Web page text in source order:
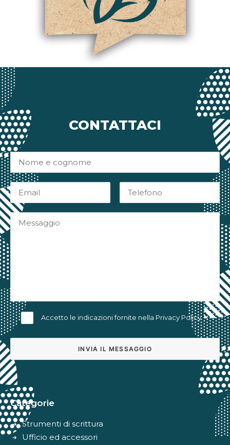
CONTATTACI
Accetto le indicazioni fornite nella Privacy Policy
Categorie
Strumenti di scrittura
Ufficio ed accessori